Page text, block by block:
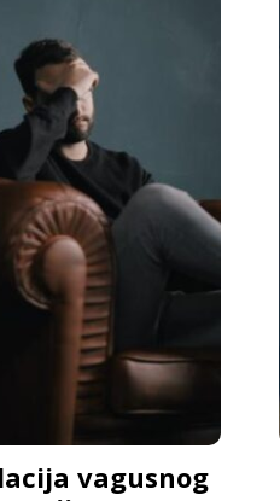
vagusnog